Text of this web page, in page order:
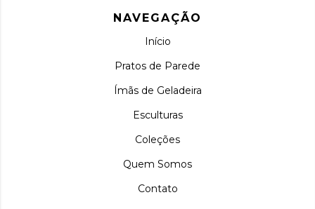
NAVEGAÇÃO
Início
Pratos de Parede
Ímãs de Geladeira
Esculturas
Coleções
Quem Somos
Contato